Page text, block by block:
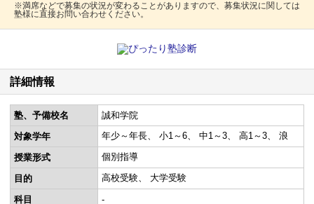
※満席などで募集の状況が変わることがありますので、募集状況に関しては
塾様に直接お問い合わせください。
詳細情報
塾、予備校名
誠和学院
対象学年
年少～年長 小1～6 中1～3 高1～3 浪
授業形式 個別指導
目的 高校受験 大学受験
科目 -